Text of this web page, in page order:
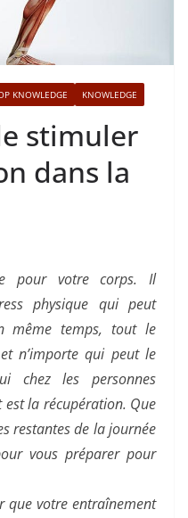
KNOWLEDGE KNOWLEDGE
stimuler
dans la
pour votre corps. Il
physique qui peut
même temps, tout le
n’importe qui peut le
chez les personnes
la récupération. Que
restantes de la journée
vous préparer pour
que votre entraînement